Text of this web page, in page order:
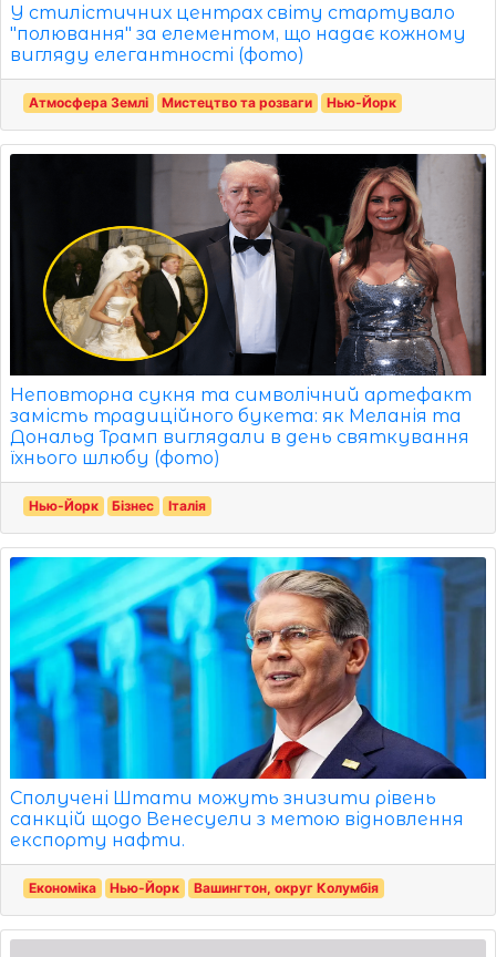
У стилістичних центрах світу стартувало
"полювання" за елементом, що надає кожному
вигляду елегантності (фото)
Атмосфера Землі Мистецтво та розваги Нью-Йорк
Неповторна сукня та символічний артефакт
замість традиційного букета: як Меланія та
Дональд Трамп виглядали в день святкування
їхнього шлюбу (фото)
Нью-Йорк Бізнес Італія
Сполучені Штати можуть знизити рівень
санкцій щодо Венесуели з метою відновлення
експорту нафти.
Економіка Нью-Йорк Вашингтон, округ Колумбія